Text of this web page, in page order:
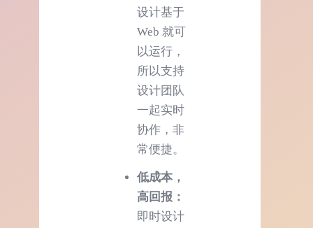
设计基于
Web 就可
以运行，
所以支持
设计团队
一起实时
协作，非
常便捷。
低成本，
高回报：
即时设计